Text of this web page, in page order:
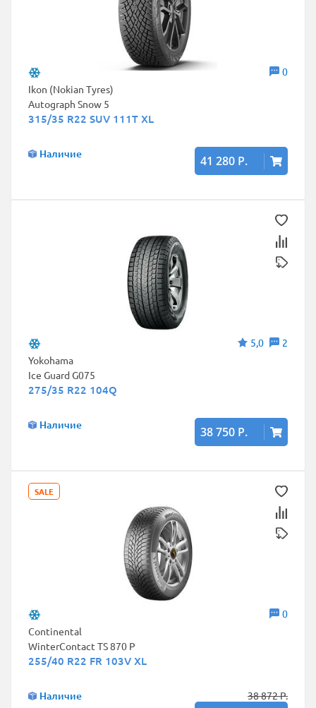
0
Ikon (Nokian Tyres)
Autograph Snow 5
315/35 R22 SUV 111T XL
Наличие 41 280 Р.
5,0
2
Yokohama
Ice Guard G075
275/35 R22 104Q
Наличие 38 750 Р.
SALE
0
Continental
WinterContact TS 870 P
255/40 R22 FR 103V XL
Наличие 38 872 Р.